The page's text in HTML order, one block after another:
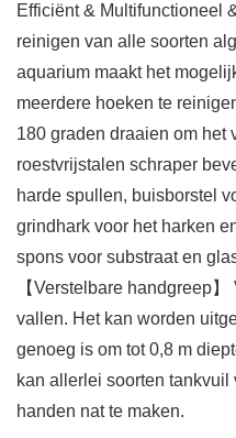
Efficiënt & Multifunctioneel
reinigen van alle soorten
aquarium maakt het
meerdere hoeken te
180 graden draaien om het
roestvrijstalen schraper
harde spullen, buisborstel
grindhark voor het harken
spons voor substraat en
【Verstelbare handgreep
vallen. Het kan worden
genoeg is om tot 0,8 m
kan allerlei soorten
handen nat te maken.